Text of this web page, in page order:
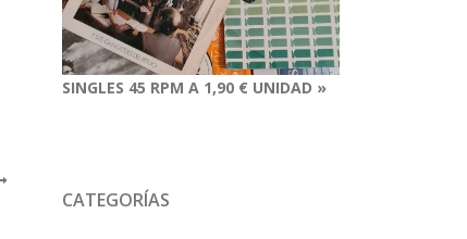
SINGLES 45 RPM A 1,90 € UNIDAD »
CATEGORÍAS